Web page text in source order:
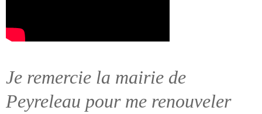
Je remercie la mairie de
Peyreleau pour me renouveler